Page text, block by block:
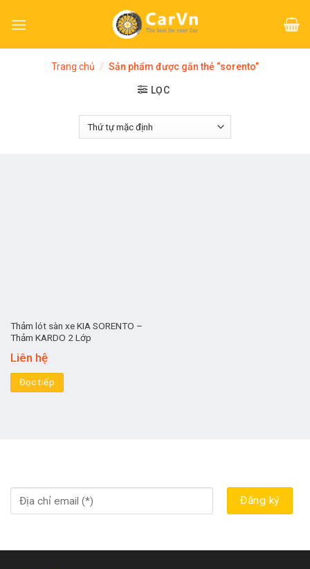
Trang chủ / Sản phẩm được gắn thẻ “sorento”
LỌC
Thảm lót sàn xe KIA SORENTO –
Thảm KARDO 2 Lớp
Liên hệ
Đọc tiếp